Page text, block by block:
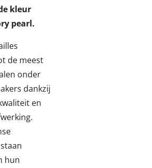
kleur
pearl.
de meest
onder
dankzij
en
hun